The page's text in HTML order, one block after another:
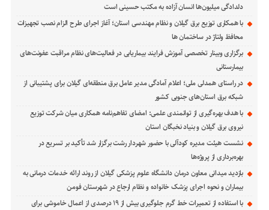
دلدادگی میلیون‌ها انسان آزاده به مکتب حسینی است
با همکاری توزیع برق گیلان و نظام مهندسی استان؛ آغاز اجرای طرح الزام نصب تجهیزات
محافظ ولتاژ در ساختمان ها
برگزاری وبینار تخصصی آموزش فرایند بیماریابی در فعالیت‌های نظام مراقبت عفونت‌های
بیمارستانی
در راستای همدلی ملی؛ اعلام آمادگی مدیر عامل برق منطقه‌ای گیلان برای پشتیبانی از
شبكه برق استان‌های جنوبی كشور
با هدف بهره‌گیری از توانمندی علمی: امضای تفاهم‌نامه همكاری میان شركت توزیع
نیروی برق گیلان و بنیاد نخبگان استان
نشست هیئت مدیره کودآلی با حضور شهردار رشت برگزار شد تأکید بر تسریع در
بهره‌برداری از پروژه‌ها
بازدید میدانی معاون درمان دانشگاه علوم پزشکی گیلان از روند ارائه خدمات درمانی به
بیماران و نحوه اجرای پزشک خانواده و نظام ارجاع در شهرستان فومن
با استفاده از تعمیرات خط گرم جلوگیری بیش از ۱۹ درصدی از اعمال خاموشی برای